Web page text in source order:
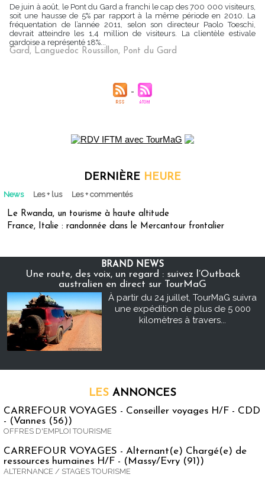
De juin à août, le Pont du Gard a franchi le cap des 700 000 visiteurs,
soit une hausse de 5% par rapport à la même période en 2010. La
fréquentation de l’année 2011, selon son directeur Paolo Toeschi,
devrait atteindre les 1,4 million de visiteurs. La clientèle estivale
gardoise a représenté 18%...
Gard, Languedoc Roussillon, Pont du Gard
DERNIÈRE HEURE
News Les + lus Les + commentés
Le Rwanda, un tourisme à haute altitude
France, Italie : randonnée dans le Mercantour frontalier
BRAND NEWS
Une route, des voix, un regard : suivez l’Outback
australien en direct sur TourMaG
À partir du 24 juillet, TourMaG suivra
une expédition de plus de 5 000
kilomètres à travers...
LES ANNONCES
CARREFOUR VOYAGES - Conseiller voyages H/F - CDD
- (Vannes (56))
OFFRES D'EMPLOI TOURISME
CARREFOUR VOYAGES - Alternant(e) Chargé(e) de
ressources humaines H/F - (Massy/Evry (91))
ALTERNANCE / STAGES TOURISME